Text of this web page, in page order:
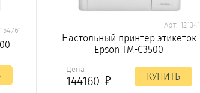
Арт. 121341
Настольный принтер этикеток
Epson TM-C3500
Цена
144160 КУПИТЬ